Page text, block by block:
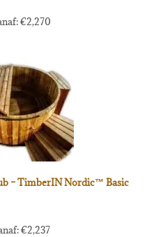
€2,270
– TimberIN Nordic™ Basic
€2,237